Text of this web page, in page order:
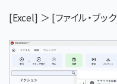
[Excel] ＞ [ファイル・ブッ